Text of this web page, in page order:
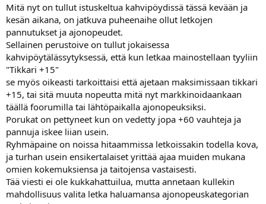
u
n
a
l
o
i
t
a
j
a
i
v
ä
Mitä nyt on tullut istuskeltua kahvipöydissä tässä kevään ja
kesän aikana, on jatkuva puheenaihe ollut letkojen
pannutukset ja ajonopeudet.
Sellainen perustoive on tullut jokaisessa
kahvipöytälässytyksessä, että kun letkaa mainostellaan tyyliin
"Tikkari +15"
se myös oikeasti tarkoittaisi että ajetaan maksimissaan tikkari
+15, tai sitä muuta nopeutta mitä nyt markkinoidaankaan
täällä foorumilla tai lähtöpaikalla ajonopeuksiksi.
Porukat on pettyneet kun on vedetty jopa +60 vauhteja ja
pannuja iskee liian usein.
Ryhmäpaine on noissa hitaammissa letkoissakin todella kova,
ja turhan usein ensikertalaiset yrittää ajaa muiden mukana
omien kokemuksiensa ja taitojensa vastaisesti.
Tää viesti ei ole kukkahattuilua, mutta annetaan kullekin
mahdollisuus valita letka haluamansa ajonopeuskategorian